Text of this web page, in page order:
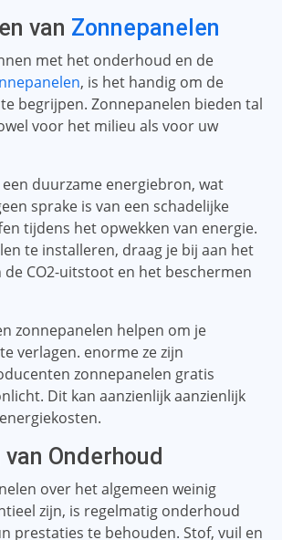
van Zonnepanelen
met het onderhoud en de
, is het handig om de
begrijpen. Zonnepanelen bieden tal
voor het milieu als voor uw
duurzame energiebron, wat
sprake is van een schadelijke
tijdens het opwekken van energie.
te installeren, draag je bij aan het
CO2-uitstoot en het beschermen
zonnepanelen helpen om je
verlagen. enorme ze zijn
zonnepanelen gratis
Dit kan aanzienlijk aanzienlijk
Onderhoud
over het algemeen weinig
zijn, is regelmatig onderhoud
prestaties te behouden. Stof, vuil en